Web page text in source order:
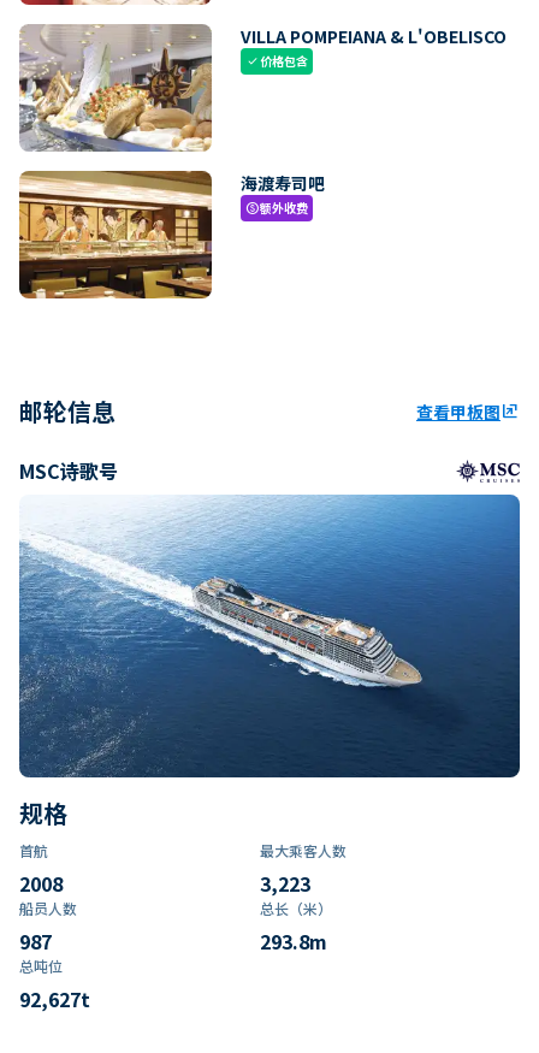
VILLA POMPEIANA & L'OBELISCO
check价格包含
海渡寿司吧
paid额外收费
邮轮信息 查看甲板图ungroup
MSC诗歌号
规格
首航
2008
最大乘客人数
3,223
船员人数
987
总长（米）
293.8m
总吨位
92,627t